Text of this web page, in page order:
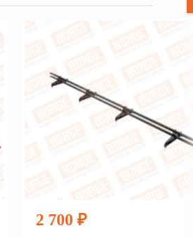
2 700 ₽